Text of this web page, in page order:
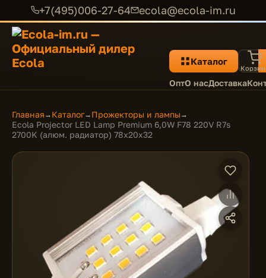
+7(495)006-27-64 ecola@ecola-im.ru
Каталог
ОптО насДоставка
Главная → Каталог→ Прожекторы и лампы →
Ecola Projector LED Lamp Premium 6,0W F78 220V R7s
2700K (алюм. радиатор) 78x20x32